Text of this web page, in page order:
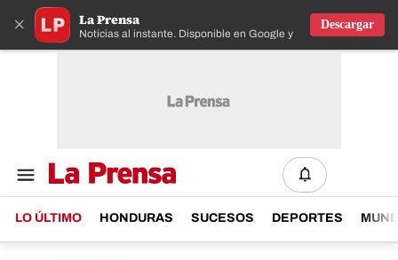
× La Prensa
Noticias al instante. Disponible en Google y IOS
Descargar
LO ÚLTIMO HONDURAS SUCESOS DEPORTES